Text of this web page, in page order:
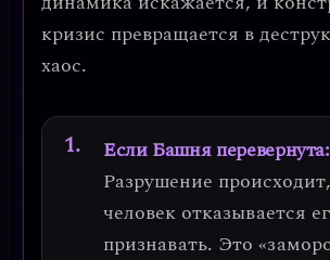
кризис превращается в
хаос.
Если Башня перевернута:
Разрушение
человек отказывается
признавать. Это